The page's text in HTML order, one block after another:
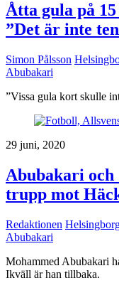
Åtta gula på
”Det är inte
Simon Pålsson
Abubakari
”Vissa gula kort skulle
29 juni, 2020
Abubakari och
trupp mot
Redaktionen
Abubakari
Mohammed Abubakari
Ikväll är han tillbaka.